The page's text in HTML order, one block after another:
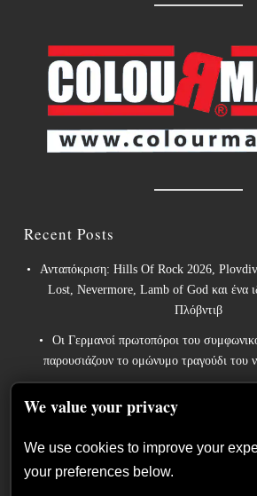
Recent Posts
Ανταπόκριση: Hills Of Rock 2026,
Lost, Nevermore, Lamb of God και ένα
Πλόβντιβ
Οι Γερμανοί πρωτοπόροι του
παρουσιάζουν το ομώνυμο τραγούδι του
David Eugene Edwards και προαναγγέλλουν
We value your privacy
We use cookies to improve your
your preferences below.